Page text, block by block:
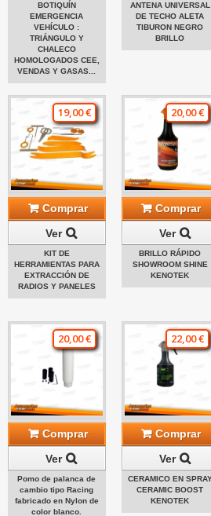
BOTIQUÍN
EMERGENCIA
VEHÍCULO :
TRIÁNGULO Y
CHALECO
HOMOLOGADOS CEE,
VENDAS Y GASAS...
ANTENA UNIVERSAL
DE TECHO ALETA
TIBURON NEGRO
BRILLO
19,00 €
Comprar
Ver
KIT DE
HERRAMIENTAS PARA
EXTRACCIÓN DE
RADIOS Y PANELES
20,00 €
Comprar
Ver
BRILLO RÁPIDO
SHOWROOM SHINE
KENOTEK
20,00 €
Comprar
Ver
Pomo de palanca de
cambio tipo Racing
fabricado en Nylon de
color blanco.
22,00 €
Comprar
Ver
CERAMICO EN
CERAMIC BOOST
KENOTEK